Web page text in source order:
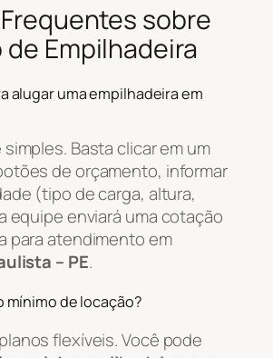
sobre
Empilhadeira
alugar uma empilhadeira em
Basta clicar em um
de orçamento, informar
(tipo de carga, altura,
equipe enviará uma cotação
para atendimento em
– PE.
mínimo de locação?
flexíveis. Você pode